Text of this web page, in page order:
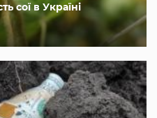
сої в Україні